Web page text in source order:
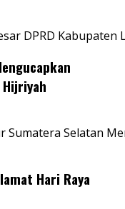
DPRD
Sumatera Selatan
Hari Raya